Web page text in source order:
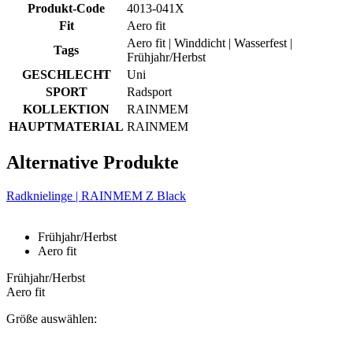
Produkt-Code
4013-041X
Fit
Aero fit
Tags
Aero fit | Winddicht | Wasserfest |
Frühjahr/Herbst
GESCHLECHT
Uni
SPORT
Radsport
KOLLEKTION
RAINMEM
HAUPTMATERIAL RAINMEM
Alternative Produkte
Radknielinge | RAINMEM Z Black
Frühjahr/Herbst
Aero fit
Frühjahr/Herbst
Aero fit
Größe auswählen: